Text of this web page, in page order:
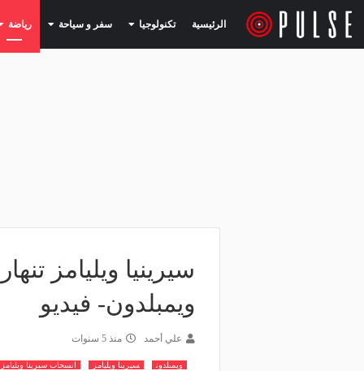
الرئيسية تكنولوجيا (current) سفر و سياحة (current) رياضة
سيرينيا ويليامز
ويمبلدون- فيديو
علي أحمد منذ 5 سنوات
ويمبلدون سيرينا ويليامز انسحاب سيرينا